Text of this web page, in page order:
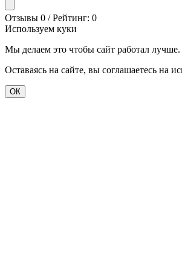
Отзывы 0 / Рейтинг: 0
Используем куки
Мы делаем это чтобы сайт работал лучше.
Оставаясь на сайте, вы соглашаетесь на
ОК